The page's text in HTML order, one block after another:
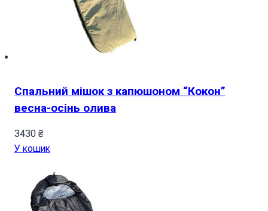
Спальний мішок з капюшоном “Кокон”
весна-осінь олива
3430 ₴
У кошик